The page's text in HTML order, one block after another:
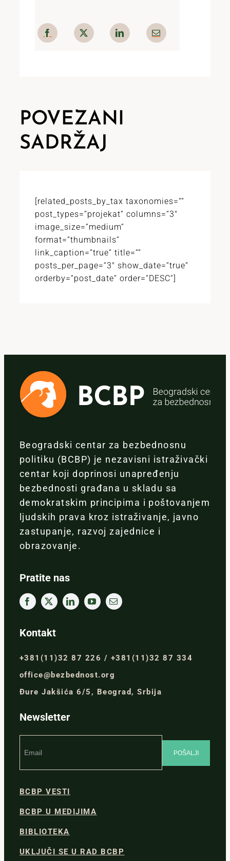
POVEZANI
SADRŽAJ
[related_posts_by_tax taxonomies=““
post_types=“projekat“ columns=“3″
image_size=“medium“
format=“thumbnails“
link_caption=“true“ title=““
posts_per_page=“3″ show_date=“true“
orderby=“post_date“ order=“DESC“]
Beogradski centar za bezbednosnu
politiku (BCBP) je nezavisni istraživački
centar koji doprinosi unapređenju
bezbednosti građana u skladu sa
demokratskim principima i poštovanjem
ljudskih prava kroz istraživanje, javno
zastupanje, razvoj zajednice i
obrazovanje.
Pratite nas
Kontakt
+381(11)32 87 226 / +381(11)32 87 334
office@bezbednost.org
Đure Jakšića 6/5, Beograd, Srbija
Newsletter
BCBP VESTI
BCBP U MEDIJIMA
BIBLIOTEKA
UKLJUČI SE U RAD BCBP